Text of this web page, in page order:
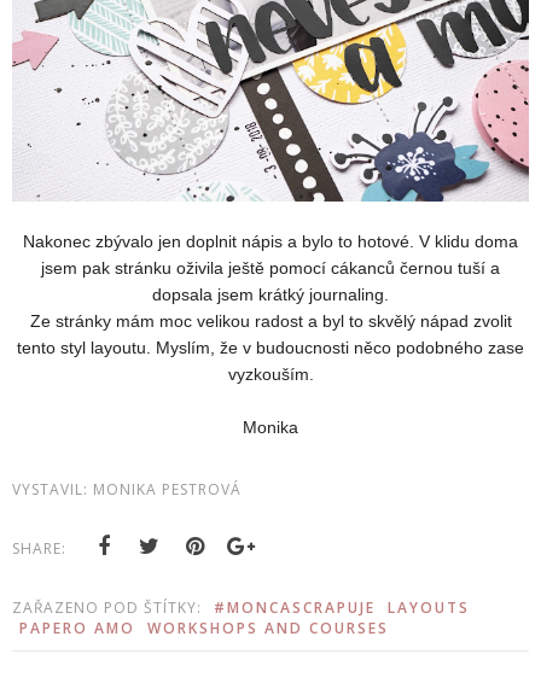
Nakonec zbývalo jen doplnit nápis a bylo to hotové. V klidu doma
jsem pak stránku oživila ještě pomocí cákanců černou tuší a
dopsala jsem krátký journaling.
Ze stránky mám moc velikou radost a byl to skvělý nápad zvolit
tento styl layoutu. Myslím, že v budoucnosti něco podobného zase
vyzkouším.
Monika
VYSTAVIL: MONIKA PESTROVÁ
SHARE:
ZAŘAZENO POD ŠTÍTKY: #MONCASCRAPUJE
LAYOUTS
PAPERO AMO
WORKSHOPS AND COURSES